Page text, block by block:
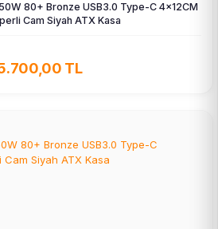
80+ Bronze USB3.0 Type-C 4×12CM
Cam Siyah ATX Kasa
TL